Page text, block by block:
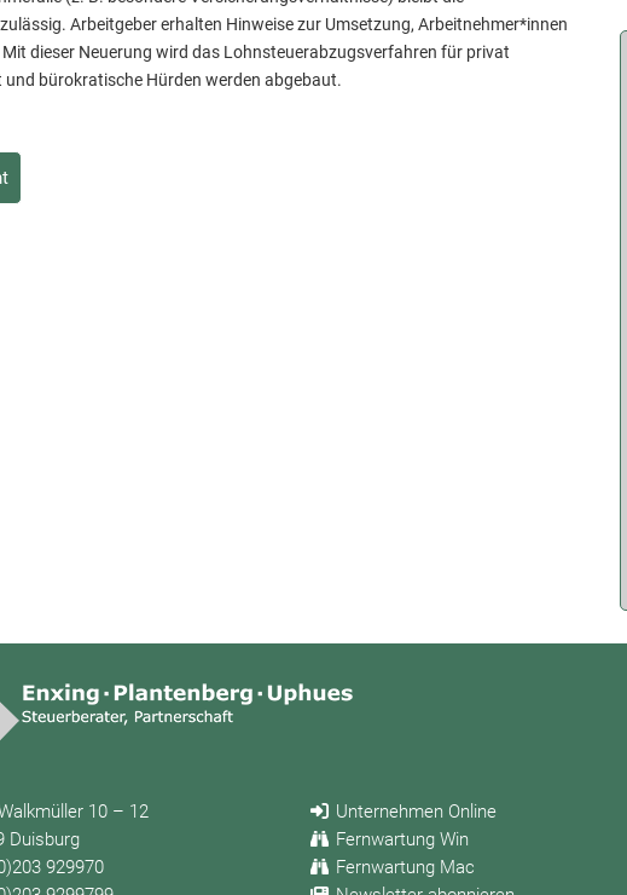
Arbeitgeber erhalten Hinweise zur Umsetzung, Arbeitnehmer*innen
dieser Neuerung wird das Lohnsteuerabzugsverfahren für privat
bürokratische Hürden werden abgebaut.
10 – 12
Duisburg
929970
Unternehmen Online
Fernwartung Win
Fernwartung Mac